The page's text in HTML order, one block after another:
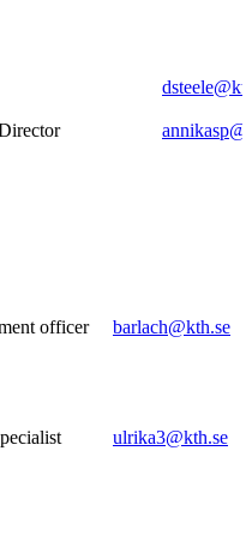
officer barlach@kth.se
ulrika3@kth.se